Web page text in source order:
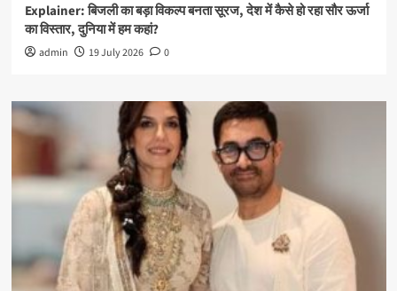
Explainer: बिजली का बड़ा विकल्प बनता सूरज, देश में कैसे हो रहा सौर ऊर्जा
का विस्तार, दुनिया में हम कहां?
admin 19 July 2026 0